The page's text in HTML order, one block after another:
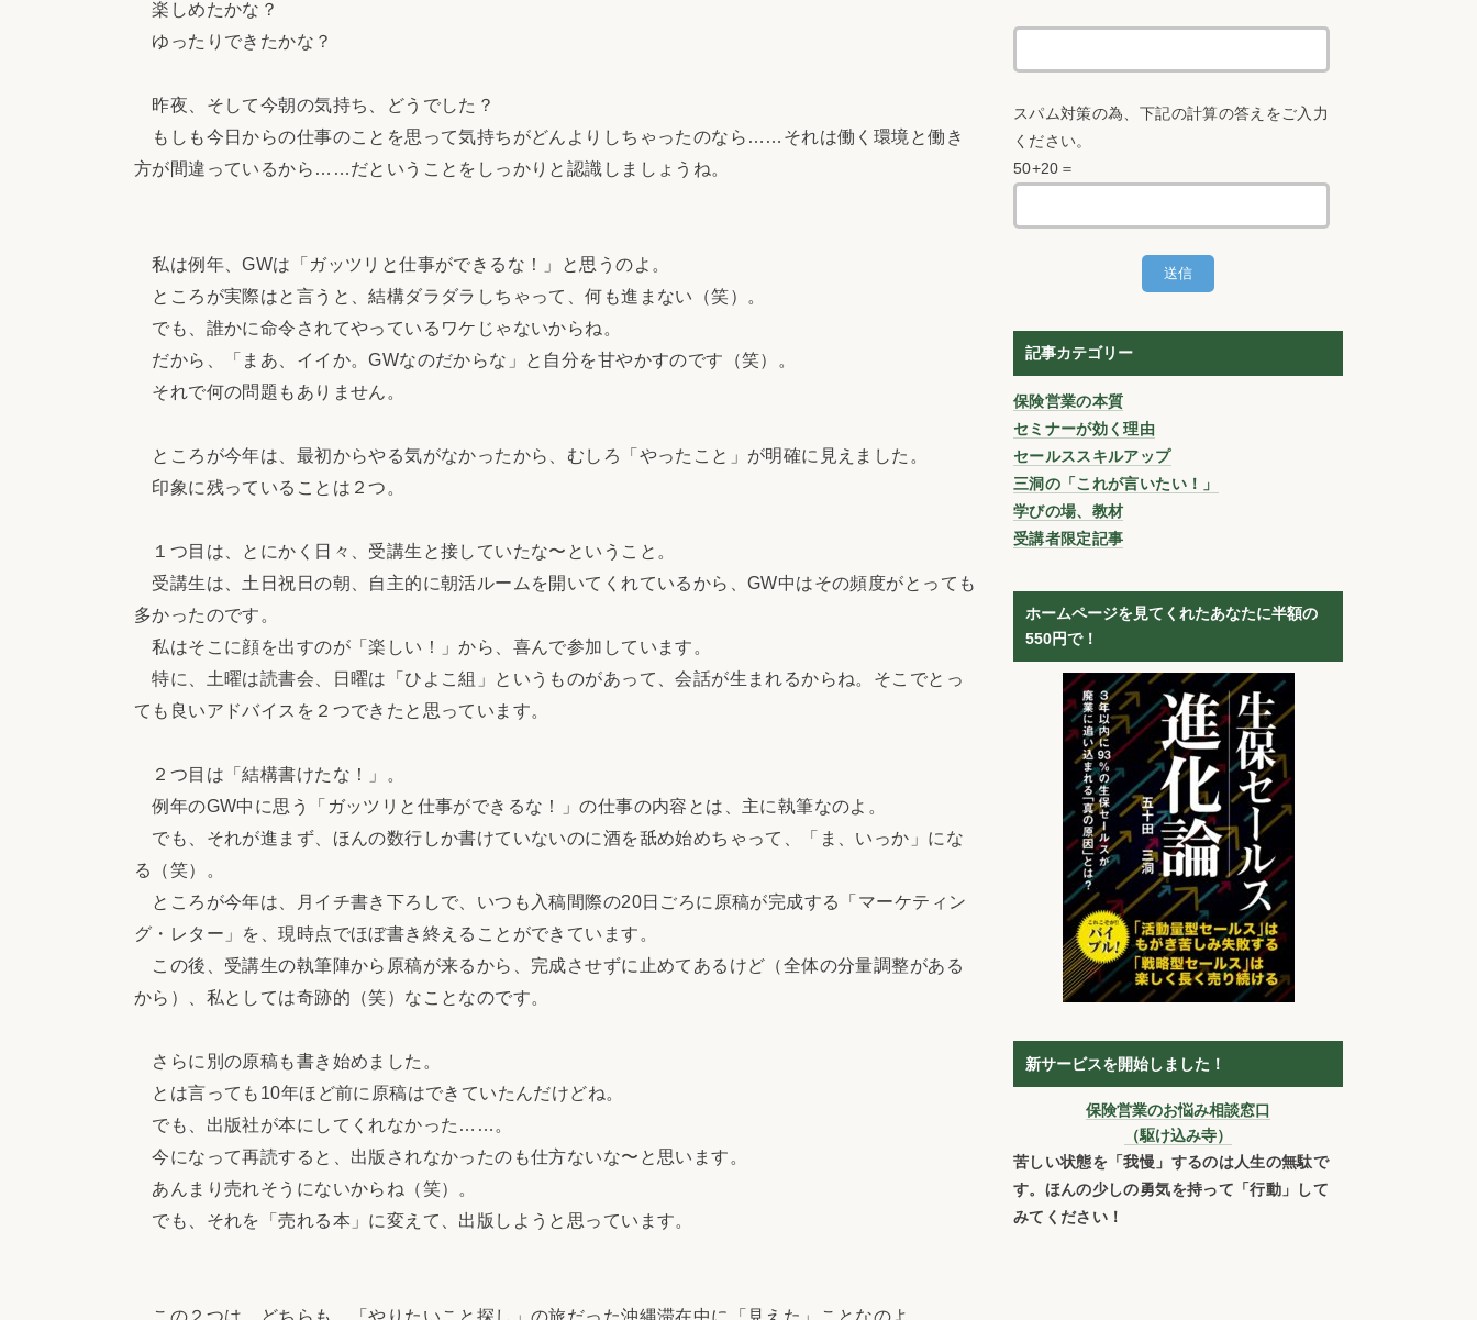
楽しめたかな？
ゆったりできたかな？
昨夜、そして今朝の気持ち、どうでした？
もしも今日からの仕事のことを思って気持ちがどんよりしちゃったのなら……それは働く環境と働き
方が間違っているから……だということをしっかりと認識しましょうね。
私は例年、GWは「ガッツリと仕事ができるな！」と思うのよ。
ところが実際はと言うと、結構ダラダラしちゃって、何も進まない（笑）。
でも、誰かに命令されてやっているワケじゃないからね。
だから、「まあ、イイか。GWなのだからな」と自分を甘やかすのです（笑）。
それで何の問題もありません。
ところが今年は、最初からやる気がなかったから、むしろ「やったこと」が明確に見えました。
印象に残っていることは２つ。
１つ目は、とにかく日々、受講生と接していたな〜ということ。
受講生は、土日祝日の朝、自主的に朝活ルームを開いてくれているから、GW中はその頻度がとっても
多かったのです。
私はそこに顔を出すのが「楽しい！」から、喜んで参加しています。
特に、土曜は読書会、日曜は「ひよこ組」というものがあって、会話が生まれるからね。そこでとっ
ても良いアドバイスを２つできたと思っています。
２つ目は「結構書けたな！」。
例年のGW中に思う「ガッツリと仕事ができるな！」の仕事の内容とは、主に執筆なのよ。
でも、それが進まず、ほんの数行しか書けていないのに酒を舐め始めちゃって、「ま、いっか」にな
る（笑）。
ところが今年は、月イチ書き下ろしで、いつも入稿間際の20日ごろに原稿が完成する「マーケティン
グ・レター」を、現時点でほぼ書き終えることができています。
この後、受講生の執筆陣から原稿が来るから、完成させずに止めてあるけど（全体の分量調整がある
から）、私としては奇跡的（笑）なことなのです。
さらに別の原稿も書き始めました。
とは言っても10年ほど前に原稿はできていたんだけどね。
でも、出版社が本にしてくれなかった……。
今になって再読すると、出版されなかったのも仕方ないな〜と思います。
あんまり売れそうにないからね（笑）。
でも、それを「売れる本」に変えて、出版しようと思っています。
この２つは、どちらも、「やりたいこと探し」の旅だった沖縄滞在中に「見えた」ことなのよ。
スパム対策の為、下記の計算の答えをご入力
ください。
50+20＝
記事カテゴリー
保険営業の本質
セミナーが効く理由
セールススキルアップ
三洞の「これが言いたい！」
学びの場、教材
受講者限定記事
ホームページを見てくれたあなたに半額の
550円で！
新サービスを開始しました！
保険営業のお悩み相談窓口
（駆け込み寺）
苦しい状態を「我慢」するのは人生の無駄で
す。ほんの少しの勇気を持って「行動」して
みてください！